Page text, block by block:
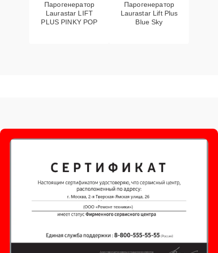
Парогенератор
Laurastar LIFT
PLUS PINKY POP
Парогенератор
Laurastar Lift Plus
Blue Sky